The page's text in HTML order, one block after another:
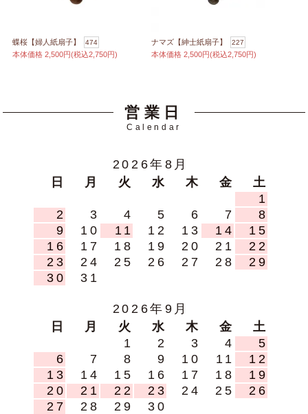
蝶桜【婦人紙扇子】 474
本体価格 2,500円(税込2,750円)
ナマズ【紳士紙扇子】 227
本体価格 2,500円(税込2,750円)
営業日
Calendar
2026年8月
日
月 火 水 木 金
土
1
2
3 4 5 6 7
8
9
10 11 12 13 14
15
16
17 18 19 20 21
22
23
24 25 26 27 28
29
30
31
2026年9月
日
月 火 水 木 金
土
1
2 3 4
5
6
7 8 9 10 11
12
13
14 15 16 17 18
19
20
21 22 23 24 25
26
27
28 29 30